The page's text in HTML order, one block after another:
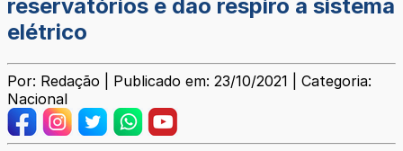
reservatórios e dão respiro a sistema
elétrico
Por: Redação | Publicado em: 23/10/2021 | Categoria:
Nacional